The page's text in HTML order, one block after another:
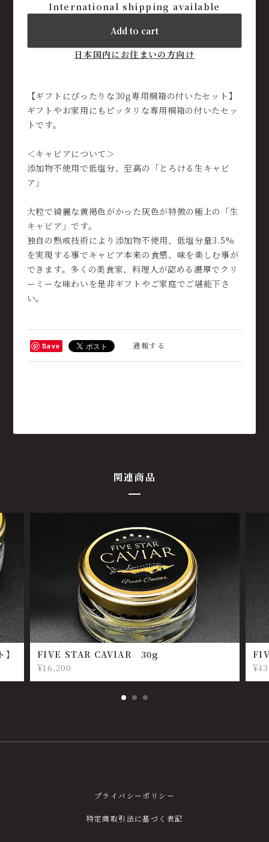
International shipping available
Add to cart
日本国内にお住まいの方向け
【ギフトにぴったりな30g専用桐箱の付いたセット】
ギフトやお家用にもピッタリな専用桐箱の付いたセッ
トです。
＜キャビアについて＞
添加物不使用で低塩分、至高の「とろける生キャビ
ア」
大粒で綺麗な黄褐色がかった灰色が特徴の極上の「生
キャビア」です。
独自の熟成技術により添加物不使用、低塩分量3.5%
を実現する事でキャビア本来の食感、味を楽しむ事が
できます。多くの美食家、料理人が認める濃厚でクリ
ーミーな味わいを是非ギフトやご家庭でご堪能下さ
い。
Save 通報する
関連商品
FIVE STAR CAVIAR 30g
¥16,200
プライバシーポリシー
特定商取引法に基づく表記